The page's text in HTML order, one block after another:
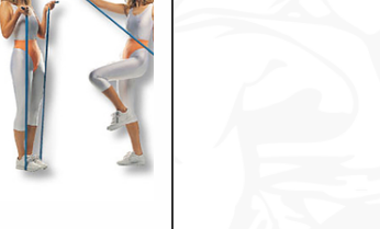
Hockey, Base-, Tchouk-, Funball
Kampfsport
Klettern
Leichtathletik
Objekteinrichtungen